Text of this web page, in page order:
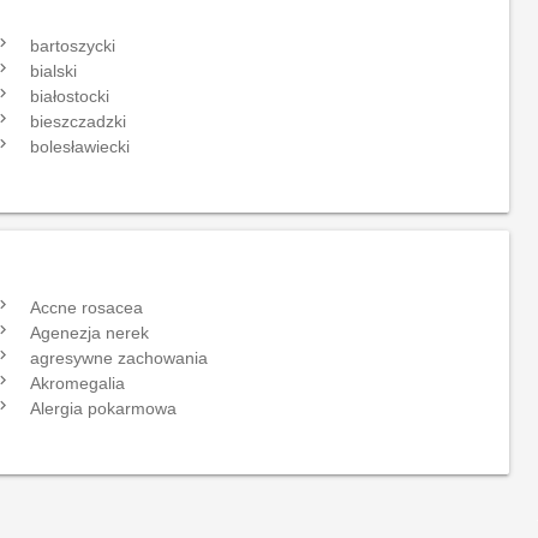
navigate_next bartoszycki
navigate_next bialski
navigate_next białostocki
navigate_next bieszczadzki
navigate_next bolesławiecki
navigate_next Accne rosacea
navigate_next Agenezja nerek
navigate_next agresywne zachowania
navigate_next Akromegalia
navigate_next Alergia pokarmowa